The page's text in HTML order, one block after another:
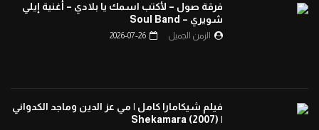
1.3K
0
فرقة صول – لأكتب اسمك يا بلادي – أغنية إيلي
شويري – Soul Band
الزمن الجميل 2026-07-26
فيلم شيكامارا كامل | مي عز الدين وماجد الكدواني
| Shekamara (2007)